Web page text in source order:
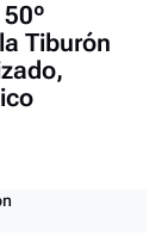
Tiburón